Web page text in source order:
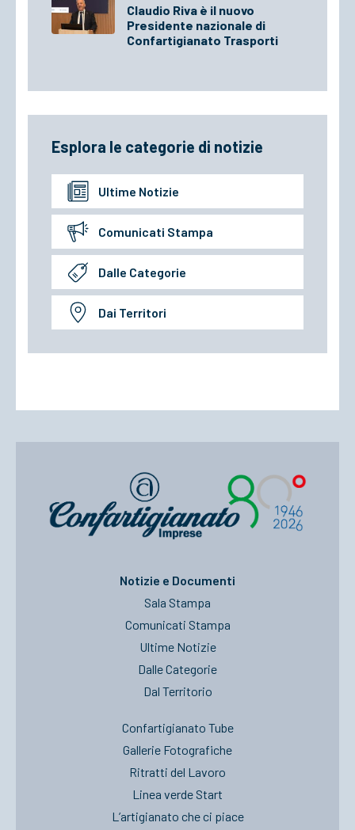
Claudio Riva è il nuovo
Presidente nazionale di
Confartigianato Trasporti
Esplora le categorie di notizie
Ultime Notizie
Comunicati Stampa
Dalle Categorie
Dai Territori
Notizie e Documenti
Sala Stampa
Comunicati Stampa
Ultime Notizie
Dalle Categorie
Dal Territorio
Confartigianato Tube
Gallerie Fotografiche
Ritratti del Lavoro
Linea verde Start
L’artigianato che ci piace